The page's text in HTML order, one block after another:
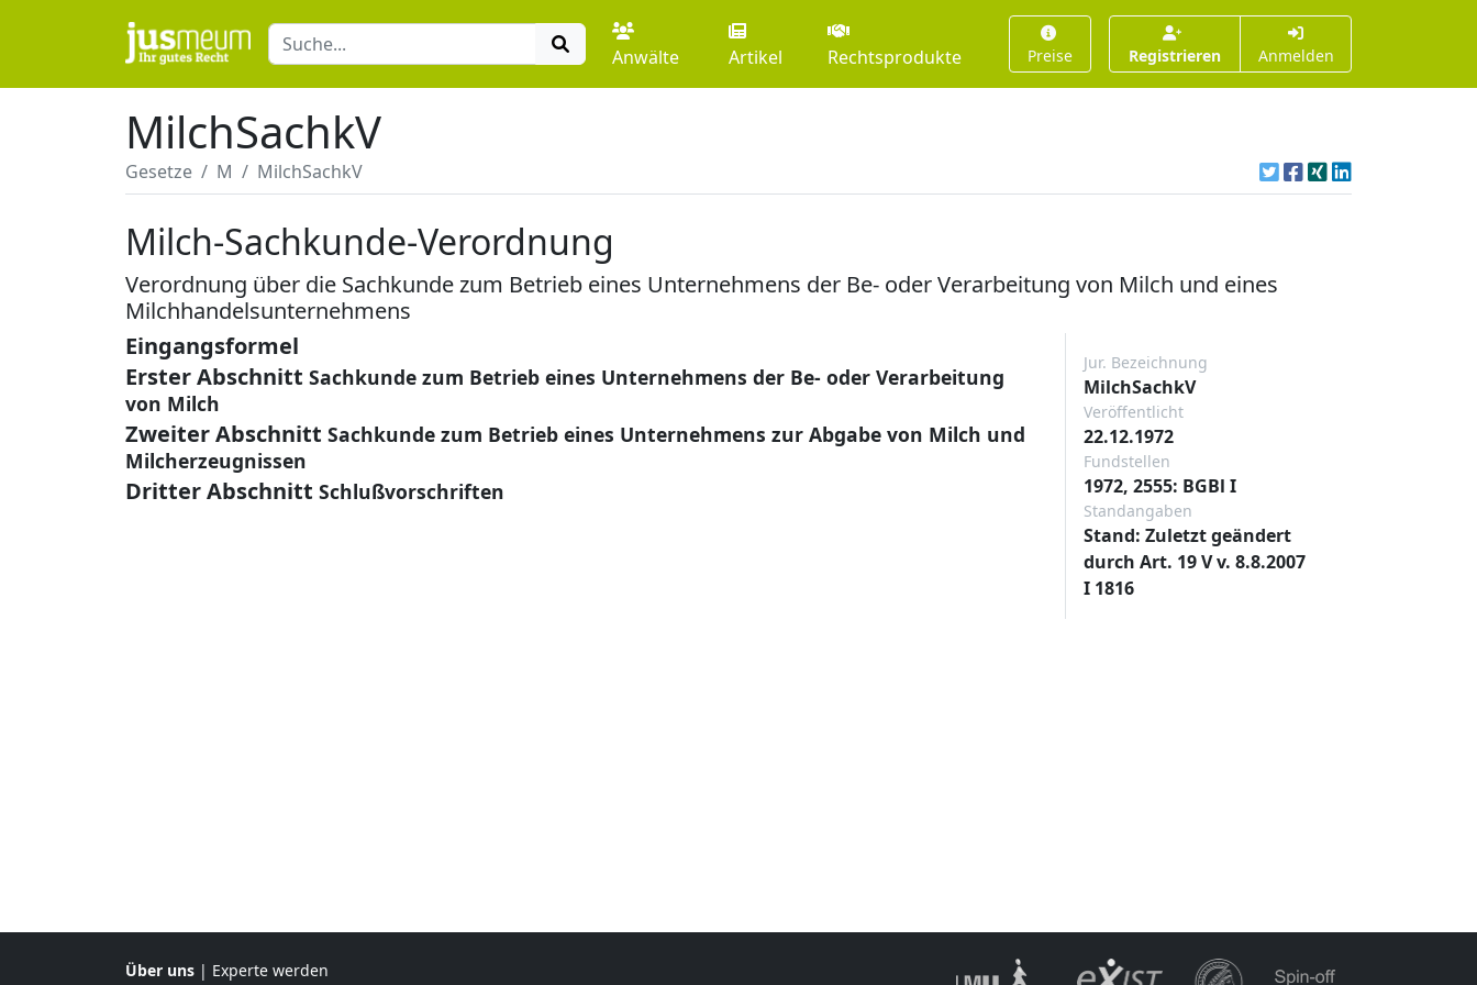
Anwälte Artikel Rechtsprodukte Preise Registrieren Anmelden
MilchSachkV
Gesetze M MilchSachkV
Milch-Sachkunde-Verordnung
Verordnung über die Sachkunde zum Betrieb eines Unternehmens der Be- oder Verarbeitung von Milch und eines
Milchhandelsunternehmens
Eingangsformel
Erster Abschnitt Sachkunde zum Betrieb eines Unternehmens der Be- oder Verarbeitung
von Milch
Zweiter Abschnitt Sachkunde zum Betrieb eines Unternehmens zur Abgabe von Milch und
Milcherzeugnissen
Dritter Abschnitt Schlußvorschriften
Jur. Bezeichnung
MilchSachkV
Veröffentlicht
22.12.1972
Fundstellen
1972, 2555: BGBl I
Standangaben
Stand: Zuletzt geändert
durch Art. 19 V v. 8.8.2007
I 1816
Über uns | Experte werden